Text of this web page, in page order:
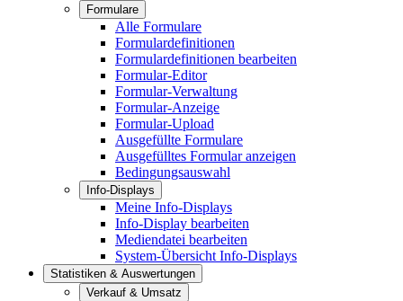
Formulare
Alle Formulare
Formulardefinitionen
Formulardefinitionen bearbeiten
Formular-Editor
Formular-Verwaltung
Formular-Anzeige
Formular-Upload
Ausgefüllte Formulare
Ausgefülltes Formular anzeigen
Bedingungsauswahl
Info-Displays
Meine Info-Displays
Info-Display bearbeiten
Mediendatei bearbeiten
System-Übersicht Info-Displays
Statistiken & Auswertungen
Verkauf & Umsatz